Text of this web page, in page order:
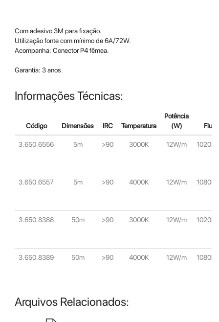
Com adesivo 3M para fixação.
Utilização fonte com mínimo de 6A/72W.
Acompanha: Conector P4 fêmea.
Garantia: 3 anos.
Informações Técnicas:
Código Dimensões IRC Temperatura
Potência
(W)
Fluxo
3.650.6556 5m >90 3000K 12W/m
3.650.6557 5m >90 4000K 12W/m
3.650.8388 50m >90 3000K 12W/m
3.650.8389 50m >90 4000K 12W/m
Arquivos Relacionados: